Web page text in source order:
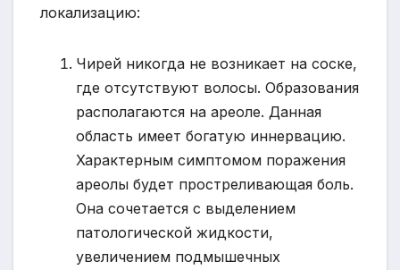
локализацию:
Чирей никогда не возникает на соске,
где отсутствуют волосы. Образования
располагаются на ареоле. Данная
область имеет богатую иннервацию.
Характерным симптомом поражения
ареолы будет простреливающая боль.
Она сочетается с выделением
патологической жидкости,
увеличением подмышечных